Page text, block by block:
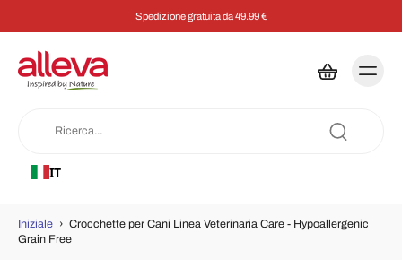
Spedizione gratuita da 49.99 €
IT
Iniziale › Crocchette per Cani Linea Veterinaria Care - Hypoallergenic
Grain Free